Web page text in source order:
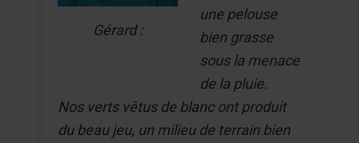
Gérard :
une pelouse
bien grasse
sous la menace
de la pluie.
Nos verts vêtus de blanc ont produit
du beau jeu, un milieu de terrain bien